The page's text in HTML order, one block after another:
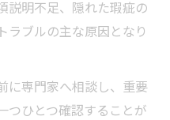
けるべきリスクポイン
動産知識の深め方
説明不足、隠れた瑕疵の
ラブルの主な原因となり
に専門家へ相談し、重要
つひとつ確認することが